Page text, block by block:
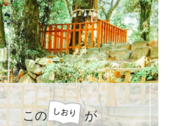
この
が